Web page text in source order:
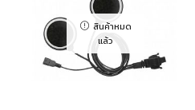
สินค้าหมด
แล้ว